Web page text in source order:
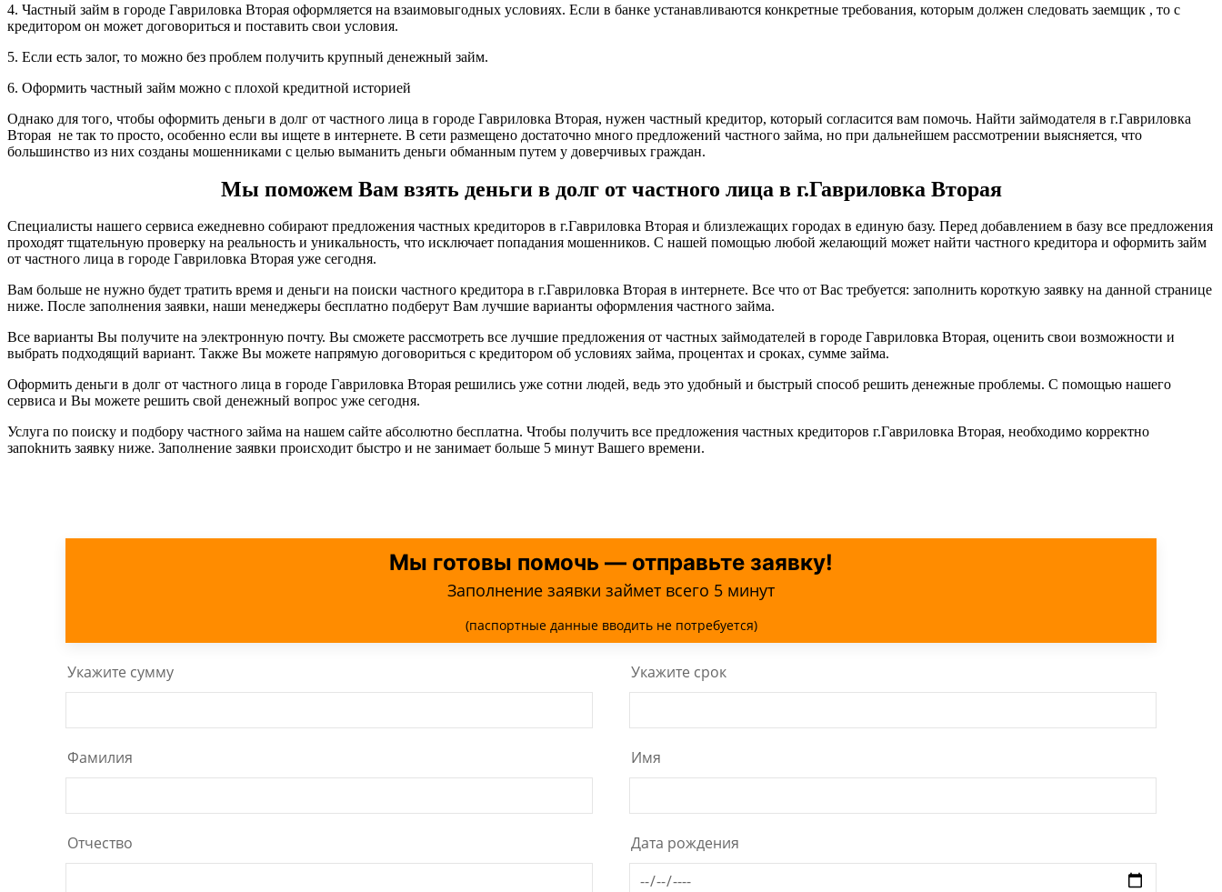
4. Частный займ в городе Гавриловка Вторая оформляется на взаимовыгодных условиях. Если в банке устанавливаются конкретные требования, которым должен следовать заемщик , то с
кредитором он может договориться и поставить свои условия.
5. Если есть залог, то можно без проблем получить крупный денежный займ.
6. Оформить частный займ можно с плохой кредитной историей
Однако для того, чтобы оформить деньги в долг от частного лица в городе Гавриловка Вторая, нужен частный кредитор, который согласится вам помочь. Найти займодателя в г.Гавриловка
Вторая не так то просто, особенно если вы ищете в интернете. В сети размещено достаточно много предложений частного займа, но при дальнейшем рассмотрении выясняется, что
большинство из них созданы мошенниками с целью выманить деньги обманным путем у доверчивых граждан.
Мы поможем Вам взять деньги в долг от частного лица в г.Гавриловка Вторая
Специалисты нашего сервиса ежедневно собирают предложения частных кредиторов в г.Гавриловка Вторая и близлежащих городах в единую базу. Перед добавлением в базу все предложения
проходят тщательную проверку на реальность и уникальность, что исключает попадания мошенников. С нашей помощью любой желающий может найти частного кредитора и оформить займ
от частного лица в городе Гавриловка Вторая уже сегодня.
Вам больше не нужно будет тратить время и деньги на поиски частного кредитора в г.Гавриловка Вторая в интернете. Все что от Вас требуется: заполнить короткую заявку на данной странице
ниже. После заполнения заявки, наши менеджеры бесплатно подберут Вам лучшие варианты оформления частного займа.
Все варианты Вы получите на электронную почту. Вы сможете рассмотреть все лучшие предложения от частных займодателей в городе Гавриловка Вторая, оценить свои возможности и
выбрать подходящий вариант. Также Вы можете напрямую договориться с кредитором об условиях займа, процентах и сроках, сумме займа.
Оформить деньги в долг от частного лица в городе Гавриловка Вторая решились уже сотни людей, ведь это удобный и быстрый способ решить денежные проблемы. С помощью нашего
сервиса и Вы можете решить свой денежный вопрос уже сегодня.
Услуга по поиску и подбору частного займа на нашем сайте абсолютно бесплатна. Чтобы получить все предложения частных кредиторов г.Гавриловка Вторая, необходимо корректно
запоkнить заявку ниже. Заполнение заявки происходит быстро и не занимает больше 5 минут Вашего времени.